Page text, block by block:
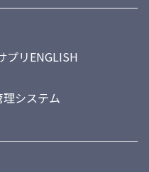
プリENGLISH
システム